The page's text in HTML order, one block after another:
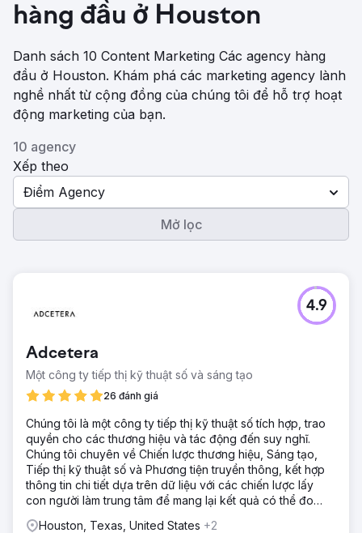
hàng đầu ở Houston
Danh sách 10 Content Marketing Các agency hàng
đầu ở Houston. Khám phá các marketing agency lành
nghề nhất từ ​​cộng đồng của chúng tôi để hỗ trợ hoạt
động marketing của bạn.
10 agency
Xếp theo
Điểm Agency
Mở lọc
Adcetera
Một công ty tiếp thị kỹ thuật số và sáng tạo
26 đánh giá
4.9
Chúng tôi là một công ty tiếp thị kỹ thuật số tích hợp, trao
quyền cho các thương hiệu và tác động đến suy nghĩ.
Chúng tôi chuyên về Chiến lược thương hiệu, Sáng tạo,
Tiếp thị kỹ thuật số và Phương tiện truyền thông, kết hợp
thông tin chi tiết dựa trên dữ liệu với các chiến lược lấy
con người làm trung tâm để mang lại kết quả có thể đo
Houston, Texas, United States +2